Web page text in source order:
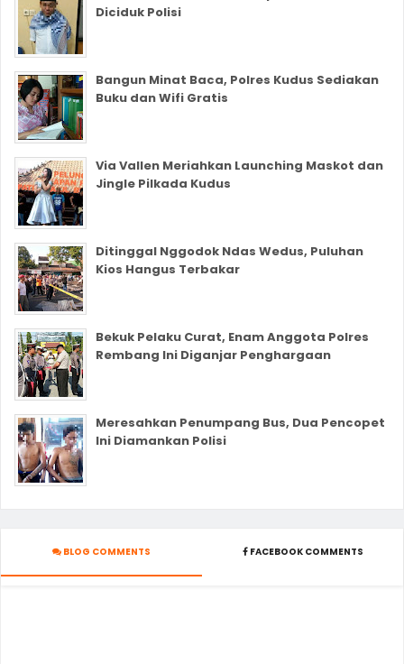
Diciduk Polisi
Bangun Minat Baca, Polres Kudus Sediakan
Buku dan Wifi Gratis
Via Vallen Meriahkan Launching Maskot dan
Jingle Pilkada Kudus
Ditinggal Nggodok Ndas Wedus, Puluhan
Kios Hangus Terbakar
Bekuk Pelaku Curat, Enam Anggota Polres
Rembang Ini Diganjar Penghargaan
Meresahkan Penumpang Bus, Dua Pencopet
Ini Diamankan Polisi
BLOG COMMENTS FACEBOOK COMMENTS